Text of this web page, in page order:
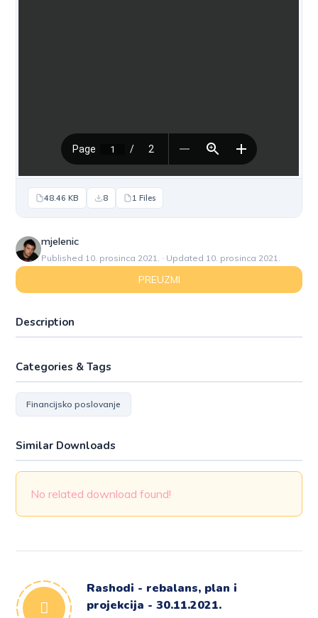
48.46 KB 8 1 Files
mjelenic
Published 10. prosinca 2021. · Updated 10. prosinca 2021.
PREUZMI
Description
Categories & Tags
Financijsko poslovanje
Similar Downloads
No related download found!
Rashodi - rebalans, plan i
projekcija - 30.11.2021.